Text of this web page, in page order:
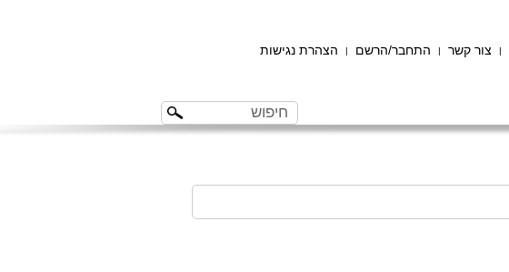
| צור קשר | התחבר/הרשם | הצהרת נגישות